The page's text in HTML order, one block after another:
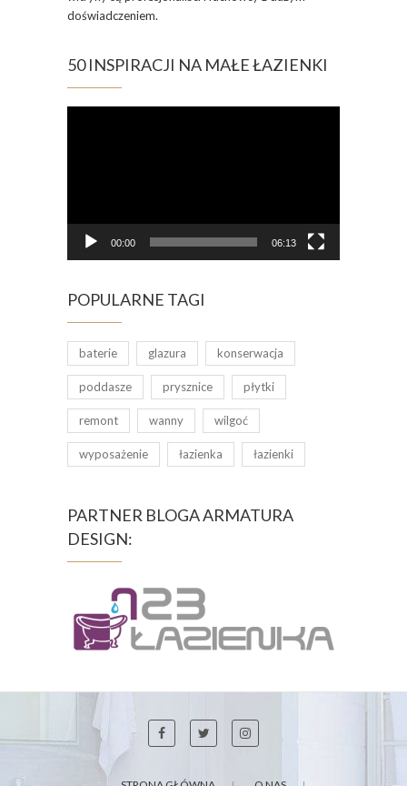
doświadczeniem.
50 INSPIRACJI NA MAŁE ŁAZIENKI
00:00 06:13
POPULARNE TAGI
baterie glazura konserwacja
poddasze prysznice płytki
remont wanny wilgoć
wyposażenie łazienka łazienki
PARTNER BLOGA ARMATURA
DESIGN: